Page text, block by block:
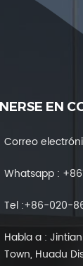
EN
Correo
Whatsapp :
Tel :+86-020-
Habla a :
Town, Huadu